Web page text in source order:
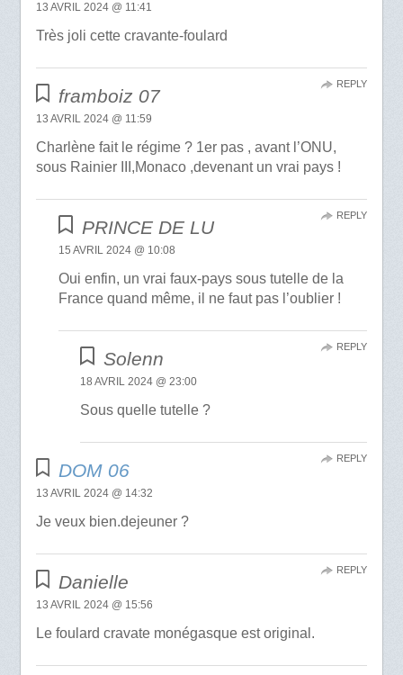
13 AVRIL 2024 @ 11:41
Très joli cette cravante-foulard
framboiz 07
13 AVRIL 2024 @ 11:59
Charlène fait le régime ? 1er pas , avant l’ONU,
sous Rainier III,Monaco ,devenant un vrai pays !
REPLY
PRINCE DE LU
15 AVRIL 2024 @ 10:08
Oui enfin, un vrai faux-pays sous tutelle de la
France quand même, il ne faut pas l’oublier !
REPLY
Solenn
18 AVRIL 2024 @ 23:00
Sous quelle tutelle ?
REPLY
DOM 06
13 AVRIL 2024 @ 14:32
Je veux bien.dejeuner ?
REPLY
Danielle
13 AVRIL 2024 @ 15:56
Le foulard cravate monégasque est original.
REPLY